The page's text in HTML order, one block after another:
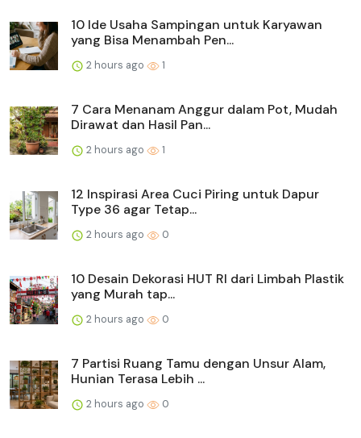
10 Ide Usaha Sampingan untuk Karyawan
yang Bisa Menambah Pen...
2 hours ago 1
7 Cara Menanam Anggur dalam Pot, Mudah
Dirawat dan Hasil Pan...
2 hours ago 1
12 Inspirasi Area Cuci Piring untuk Dapur
Type 36 agar Tetap...
2 hours ago 0
10 Desain Dekorasi HUT RI dari Limbah Plastik
yang Murah tap...
2 hours ago 0
7 Partisi Ruang Tamu dengan Unsur Alam,
Hunian Terasa Lebih ...
2 hours ago 0